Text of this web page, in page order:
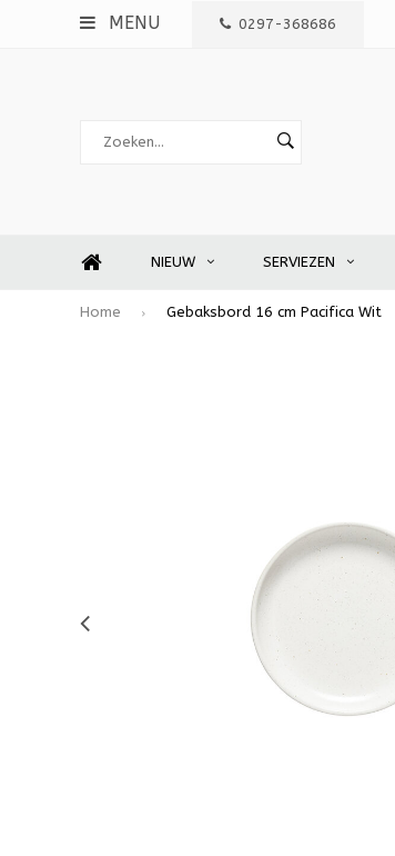
MENU 0297-368686
NIEUW SERVIEZEN
Home Gebaksbord 16 cm Pacifica Wit